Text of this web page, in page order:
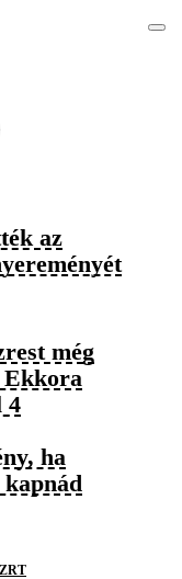
az
még
4
ha
kapnád